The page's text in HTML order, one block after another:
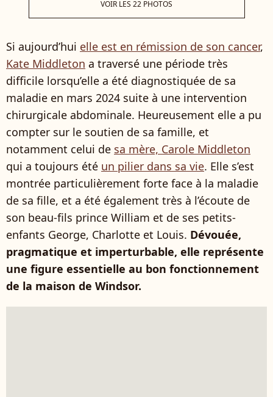
VOIR LES 22 PHOTOS
Si aujourd’hui elle est en rémission de son cancer,
Kate Middleton a traversé une période très
difficile lorsqu’elle a été diagnostiquée de sa
maladie en mars 2024 suite à une intervention
chirurgicale abdominale. Heureusement elle a pu
compter sur le soutien de sa famille, et
notamment celui de sa mère, Carole Middleton
qui a toujours été un pilier dans sa vie. Elle s’est
montrée particulièrement forte face à la maladie
de sa fille, et a été également très à l’écoute de
son beau-fils prince William et de ses petits-
enfants George, Charlotte et Louis. Dévouée,
pragmatique et imperturbable, elle représente
une figure essentielle au bon fonctionnement
de la maison de Windsor.